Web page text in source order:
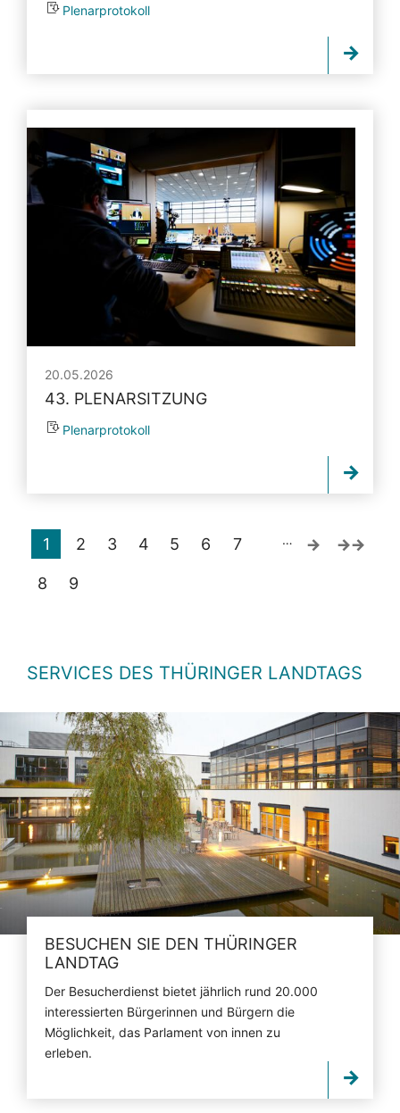
Plenarprotokoll
20.05.2026
43. PLENARSITZUNG
Plenarprotokoll
1 2 3 4 5 6 7
8 9
…
SERVICES DES THÜRINGER LANDTAGS
BESUCHEN SIE DEN THÜRINGER
LANDTAG
Der Besucherdienst bietet jährlich rund 20.000
interessierten Bürgerinnen und Bürgern die
Möglichkeit, das Parlament von innen zu
erleben.